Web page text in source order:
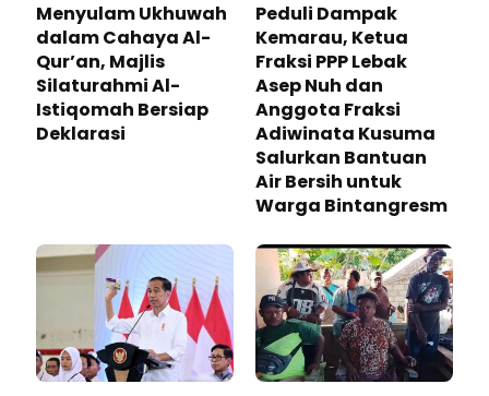
Menyulam Ukhuwah
dalam Cahaya Al-
Qur’an, Majlis
Silaturahmi Al-
Istiqomah Bersiap
Deklarasi
Peduli Dampak
Kemarau, Ketua
Fraksi PPP Lebak
Asep Nuh dan
Anggota Fraksi
Adiwinata Kusuma
Salurkan Bantuan
Air Bersih untuk
Warga Bintangresm